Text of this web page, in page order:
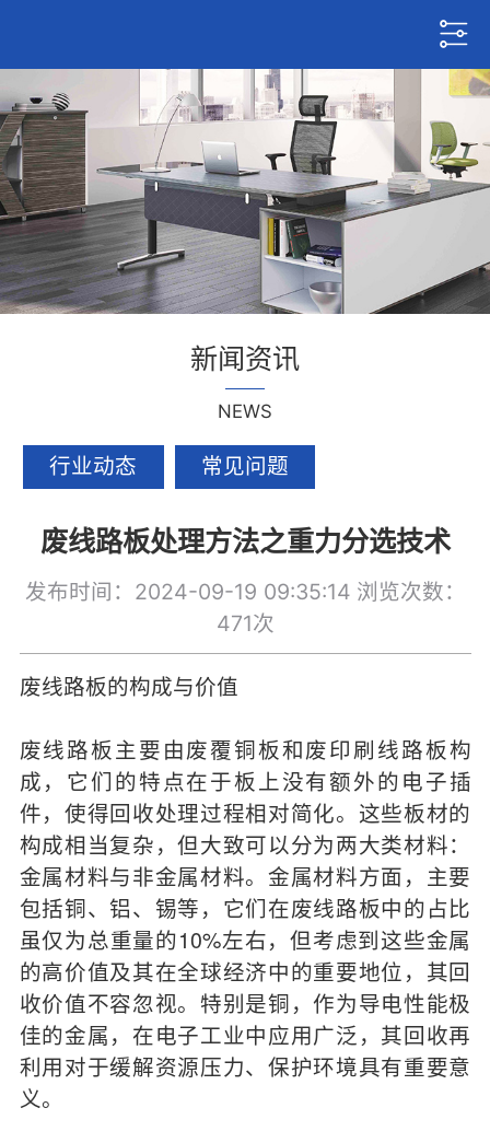
新闻资讯
NEWS
行业动态 常见问题
废线路板处理方法之重力分选技术
发布时间：2024-09-19 09:35:14 浏览次数：
471次
废线路板的构成与价值
废线路板主要由废覆铜板和废印刷线路板构
成，它们的特点在于板上没有额外的电子插
件，使得回收处理过程相对简化。这些板材的
构成相当复杂，但大致可以分为两大类材料：
金属材料与非金属材料。金属材料方面，主要
包括铜、铝、锡等，它们在废线路板中的占比
虽仅为总重量的10%左右，但考虑到这些金属
的高价值及其在全球经济中的重要地位，其回
收价值不容忽视。特别是铜，作为导电性能极
佳的金属，在电子工业中应用广泛，其回收再
利用对于缓解资源压力、保护环境具有重要意
义。